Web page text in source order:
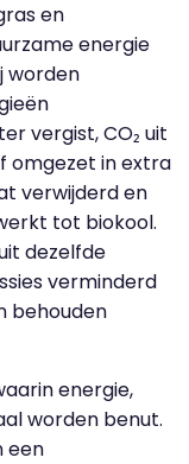
en
energie
worden
vergist, CO₂ uit
omgezet in extra
verwijderd en
tot biokool.
dezelfde
verminderd
behouden
energie,
worden benut.
een